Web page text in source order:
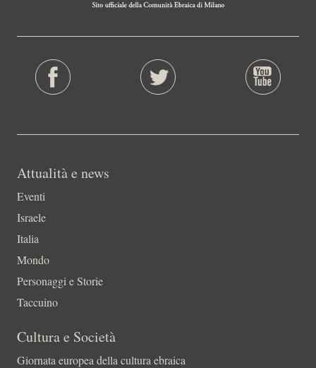
Attualità e news
Eventi
Israele
Italia
Mondo
Personaggi e Storie
Taccuino
Cultura e Società
Giornata europea della cultura ebraica